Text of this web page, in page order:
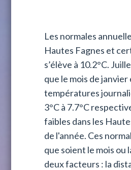
Les normales
Hautes Fagnes et
s’élève à 10.2°C.
que le mois de
températures
3°C à 7.7°C
faibles dans les
de l'année. Ces
que soient le mois
deux facteurs : la